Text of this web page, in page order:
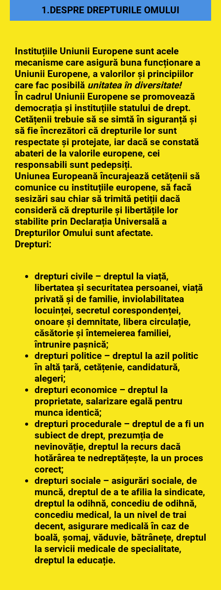
1.DESPRE DREPTURILE OMULUI
Instituțiile Uniunii Europene sunt acele
mecanisme care asigură buna funcționare a
Uniunii Europene, a valorilor și principiilor
care fac posibilă unitatea în diversitate!
În cadrul Uniunii Europene se promovează
democrația și instituțiile statului de drept.
Cetățenii trebuie să se simtă în siguranță și
să fie încrezători că drepturile lor sunt
respectate și protejate, iar dacă se constată
abateri de la valorile europene, cei
responsabili sunt pedepsiți.
Uniunea Europeană încurajează cetățenii să
comunice cu instituțiile europene, să facă
sesizări sau chiar să trimită petiții dacă
consideră că drepturile și libertățile lor
stabilite prin Declarația Universală a
Drepturilor Omului sunt afectate.
Drepturi:
drepturi civile – dreptul la viață,
libertatea și securitatea persoanei, viață
privată și de familie, inviolabilitatea
locuinței, secretul corespondenței,
onoare și demnitate, libera circulație,
căsătorie și întemeierea familiei,
întrunire pașnică;
drepturi politice – dreptul la azil politic
în altă țară, cetățenie, candidatură,
alegeri;
drepturi economice – dreptul la
proprietate, salarizare egală pentru
munca identică;
drepturi procedurale – dreptul de a fi un
subiect de drept, prezumția de
nevinovăție, dreptul la recurs dacă
hotărârea te nedreptățește, la un proces
corect;
drepturi sociale – asigurări sociale, de
muncă, dreptul de a te afilia la sindicate,
dreptul la odihnă, concediu de odihnă,
concediu medical, la un nivel de trai
decent, asigurare medicală în caz de
boală, șomaj, văduvie, bătrânețe, dreptul
la servicii medicale de specialitate,
dreptul la educație.